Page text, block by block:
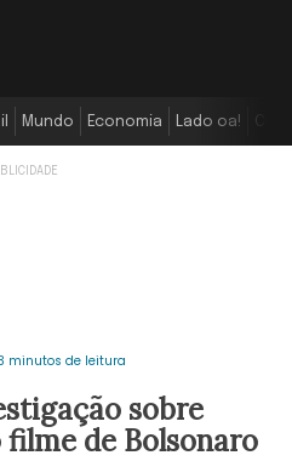
Mundo Economia Lado oa!
minutos de leitura
sobre
de Bolsonaro